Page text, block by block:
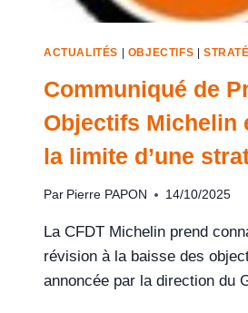
ACTUALITÉS | OBJECTIFS |
Communiqué de
Objectifs Michelin
la limite d’une
Par Pierre PAPON 14/10/2025
La CFDT Michelin prend
révision à la baisse des
annoncée par la direction du